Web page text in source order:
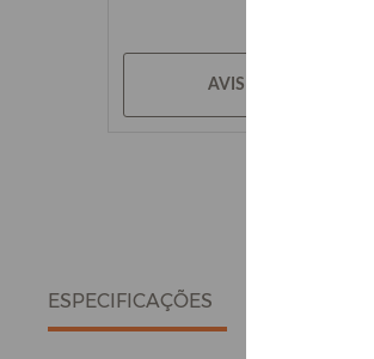
AVISE-ME
ESPECIFICAÇÕES